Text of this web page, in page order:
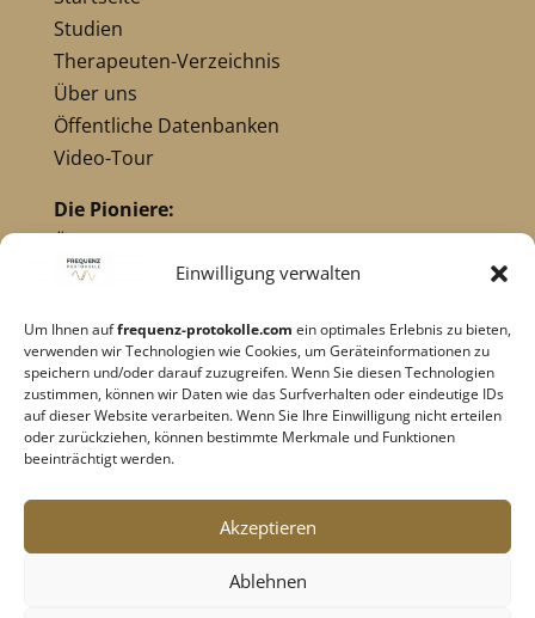
Einwilligung verwalten
Um Ihnen auffrequenz-protokolle.com ein optimales Erlebnis zu bieten,
verwenden wir Technologien wie Cookies, um Geräteinformationen zu
speichern und/oder darauf zuzugreifen. Wenn Sie diesen Technologien
zustimmen, können wir Daten wie das Surfverhalten oder eindeutige IDs
auf dieser Website verarbeiten. Wenn Sie Ihre Einwilligung nicht erteilen
oder zurückziehen, können bestimmte Merkmale und Funktionen
beeinträchtigt werden.
Akzeptieren
Ablehnen
Studien
Therapeuten-Verzeichnis
Über uns
Öffentliche Datenbanken
Video-Tour
Die Pioniere:
Übersicht Pioniere
Nikola Tesla
Dr. Hulda Clark
Robert C. Beck
Georges Lakhovsky
verwandte Pioniere
Datenschutz
Cookie-Richtlinie|AGB's